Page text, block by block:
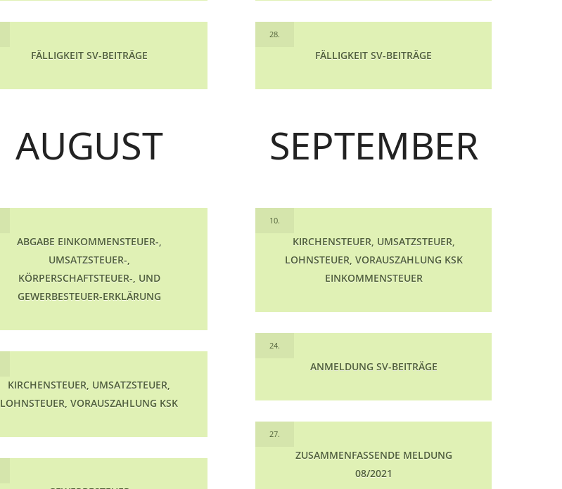
FÄLLIGKEIT SV-BEITRÄGE
28.
FÄLLIGKEIT SV-BEITRÄGE
AUGUST
ABGABE EINKOMMENSTEUER-,
UMSATZSTEUER-,
KÖRPERSCHAFTSTEUER-, UND
GEWERBESTEUER-ERKLÄRUNG
KIRCHENSTEUER, UMSATZSTEUER,
LOHNSTEUER, VORAUSZAHLUNG KSK
SEPTEMBER
10.
KIRCHENSTEUER, UMSATZSTEUER,
LOHNSTEUER, VORAUSZAHLUNG KSK
EINKOMMENSTEUER
24.
ANMELDUNG SV-BEITRÄGE
27.
ZUSAMMENFASSENDE MELDUNG
08/2021